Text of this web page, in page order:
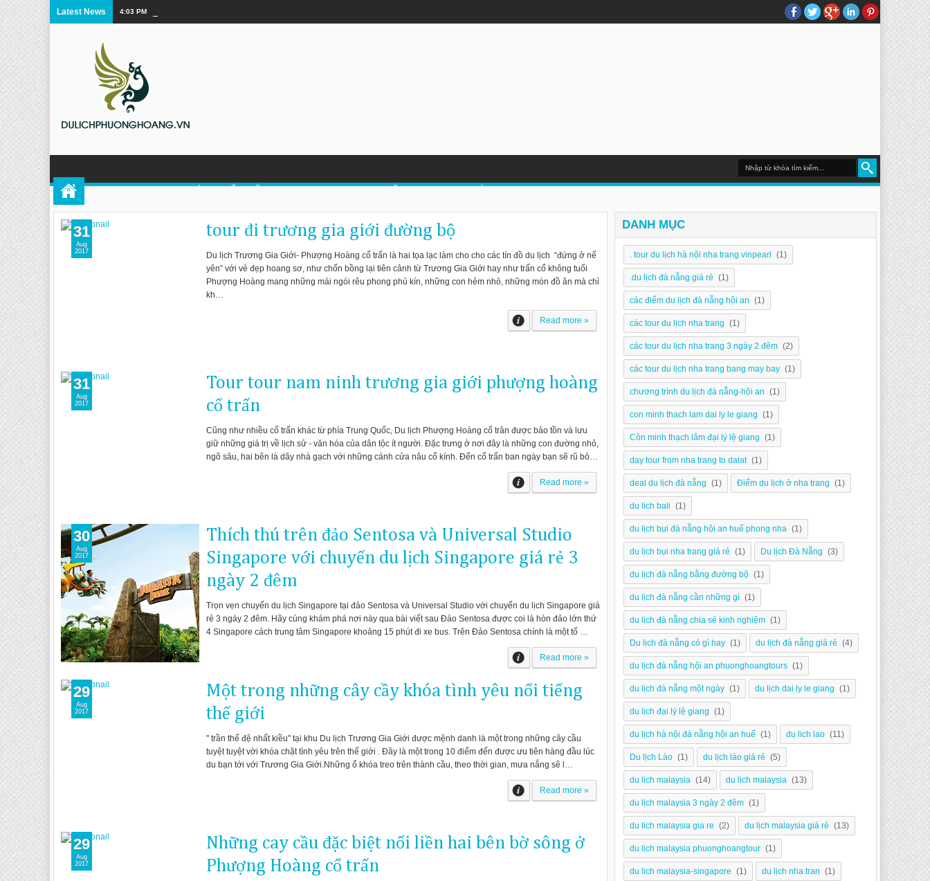
Latest News 4:03 PM
tour đi trương gia giới đường bộ
Du lịch Trương Gia Giới- Phượng Hoàng cổ trấn là hai tọa lạc làm cho cho các tín đồ du lịch “đứng ở nể
yên” với vẻ đẹp hoang sơ, như chốn bồng lại tiên cảnh từ Trương Gia Giới hay như trấn cổ không tuổi
Phượng Hoàng mang những mái ngói rêu phong phủ kín, những con hẻm nhỏ, những món đồ ăn mà chỉ
kh…
Read more »
31
Aug
2017
Tour tour nam ninh trương gia giới phượng hoàng
cổ trấn
Cũng như nhiều cổ trấn khác từ phía Trung Quốc, Du lịch Phượng Hoàng cổ trân được bảo tồn và lưu
giữ những giá trị về lịch sử - văn hóa của dân tộc ít người. Đặc trưng ở nơi đây là những con đường nhỏ,
ngõ sâu, hai bên là dãy nhà gạch với những cánh cửa nâu cổ kính. Đến cổ trấn ban ngày bạn sẽ rũ bỏ…
Read more »
31
Aug
2017
Thích thú trên đảo Sentosa và Universal Studio
Singapore với chuyến du lịch Singapore giá rẻ 3
ngày 2 đêm
Trọn vẹn chuyến du lịch Singapore tại đảo Sentosa và Universal Studio với chuyến du lịch Singapore giá
rẻ 3 ngày 2 đêm. Hãy cùng khám phá nơi này qua bài viết sau Đảo Sentosa được coi là hòn đảo lớn thứ
4 Singapore cách trung tâm Singapore khoảng 15 phút đi xe bus. Trên Đảo Sentosa chính là một tổ …
Read more »
30
Aug
2017
Một trong những cây cầy khóa tình yêu nổi tiếng
thế giới
" trần thế đệ nhất kiều" tại khu Du lịch Trương Gia Giới được mệnh danh là một trong những cây cầu
tuyệt tuyệt vời khóa chặt tình yêu trên thế giới . Đây là một trong 10 điểm đến được ưu tiên hàng đầu lúc
du bạn tới với Trương Gia Giới.Những ổ khóa treo trên thành cầu, theo thời gian, mưa nắng sẽ l…
Read more »
29
Aug
2017
Những cay cầu đặc biệt nối liền hai bên bờ sông ở
Phượng Hoàng cổ trấn
29
Aug
2017
DANH MỤC
. tour du lịch hà nội nha trang vinpearl (1)
.du lịch đà nẵng giá rẻ (1)
các điểm du lịch đà nẵng hội an (1)
các tour du lịch nha trang (1)
các tour du lịch nha trang 3 ngày 2 đêm (2)
các tour du lịch nha trang bang may bay (1)
chương trình du lịch đà nẵng-hội an (1)
con minh thach lam dai ly le giang (1)
Côn minh thạch lâm đại lý lệ giang (1)
day tour from nha trang to dalat (1)
deal du lịch đà nẵng (1) Điểm du lịch ở nha trang (1)
du lich bali (1)
du lịch bụi đà nẵng hội an huế phong nha (1)
du lịch bụi nha trang giá rẻ (1) Du lịch Đà Nẵng (3)
du lịch đà nẵng bằng đường bộ (1)
du lịch đà nẵng cần những gì (1)
du lịch đà nẵng chia sẻ kinh nghiệm (1)
Du lịch đà nẵng có gì hay (1) du lịch đà nẵng giá rẻ (4)
du lịch đà nẵng hội an phuonghoangtours (1)
du lịch đà nẵng một ngày (1) du lịch dai ly le giang (1)
du lịch đại lý lệ giang (1)
du lịch hà nội đà nẵng hội an huế (1) du lich lao (11)
Du lịch Lào (1) du lịch lào giá rẻ (5)
du lich malaysia (14) du lịch malaysia (13)
du lịch malaysia 3 ngày 2 đêm (1)
du lich malaysia gia re (2) du lịch malaysia giá rẻ (13)
du lịch malaysia phuonghoangtour (1)
du lich malaysia-singapore (1) du lịch nha tran (1)